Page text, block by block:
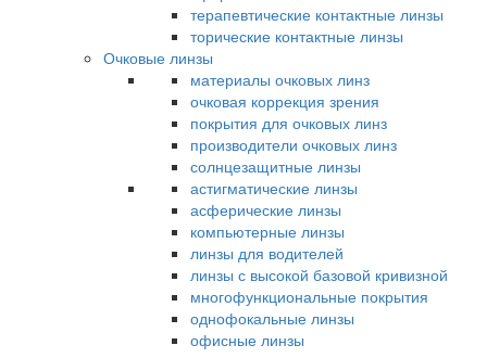
терапевтические контактные линзы
торические контактные линзы
Очковые линзы
материалы очковых линз
очковая коррекция зрения
покрытия для очковых линз
производители очковых линз
солнцезащитные линзы
астигматические линзы
асферические линзы
компьютерные линзы
линзы для водителей
линзы с высокой базовой кривизной
многофункциональные покрытия
однофокальные линзы
офисные линзы